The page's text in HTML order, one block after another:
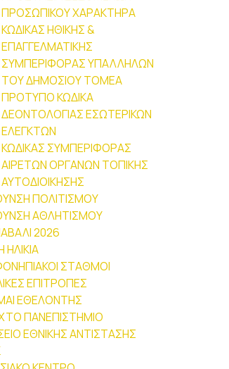
ΠΡΟΣΩΠΙΚΟΥ ΧΑΡΑΚΤΗΡΑ
ΚΩΔΙΚΑΣ ΗΘΙΚΗΣ &
ΕΠΑΓΓΕΛΜΑΤΙΚΗΣ
ΣΥΜΠΕΡΙΦΟΡΑΣ ΥΠΑΛΛΗΛΩΝ
ΤΟΥ ΔΗΜΟΣΙΟΥ ΤΟΜΕΑ
ΠΡΟΤΥΠΟ ΚΩΔΙΚΑ
ΔΕΟΝΤΟΛΟΓΙΑΣ ΕΣΩΤΕΡΙΚΩΝ
ΕΛΕΓΚΤΩΝ
ΚΩΔΙΚΑΣ ΣΥΜΠΕΡΙΦΟΡΑΣ
ΑΙΡΕΤΩΝ ΟΡΓΑΝΩΝ ΤΟΠΙΚΗΣ
ΑΥΤΟΔΙΟΙΚΗΣΗΣ
ΠΟΛΙΤΙΣΜΟΥ
ΑΘΛΗΤΙΣΜΟΥ
2026
ΗΛΙΚΙΑ
ΣΤΑΘΜΟΙ
ΕΠΙΤΡΟΠΕΣ
ΕΘΕΛΟΝΤΗΣ
ΠΑΝΕΠΙΣΤΗΜΙΟ
ΕΘΝΙΚΗΣ ΑΝΤΙΣΤΑΣΗΣ